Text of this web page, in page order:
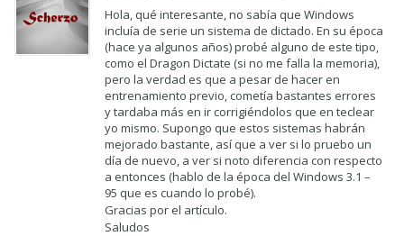
Hola, qué interesante, no sabía que Windows
incluía de serie un sistema de dictado. En su época
(hace ya algunos años) probé alguno de este tipo,
como el Dragon Dictate (si no me falla la memoria),
pero la verdad es que a pesar de hacer en
entrenamiento previo, cometía bastantes errores
y tardaba más en ir corrigiéndolos que en teclear
yo mismo. Supongo que estos sistemas habrán
mejorado bastante, así que a ver si lo pruebo un
día de nuevo, a ver si noto diferencia con respecto
a entonces (hablo de la época del Windows 3.1 –
95 que es cuando lo probé).
Gracias por el artículo.
Saludos